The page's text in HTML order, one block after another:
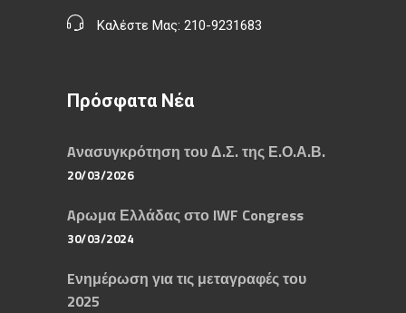
Καλέστε Μας: 210-9231683
Πρόσφατα Νέα
Aνασυγκρότηση του Δ.Σ. της Ε.Ο.Α.Β.
20/03/2026
Aρωμα Ελλάδας στο IWF Congress
30/03/2024
Eνημέρωση για τις μεταγραφές του
2025